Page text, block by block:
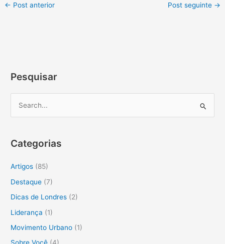
← Post anterior Post seguinte →
Pesquisar
q
a
r
p
Categorias
Artigos (85)
Destaque (7)
Dicas de Londres (2)
Liderança (1)
Movimento Urbano (1)